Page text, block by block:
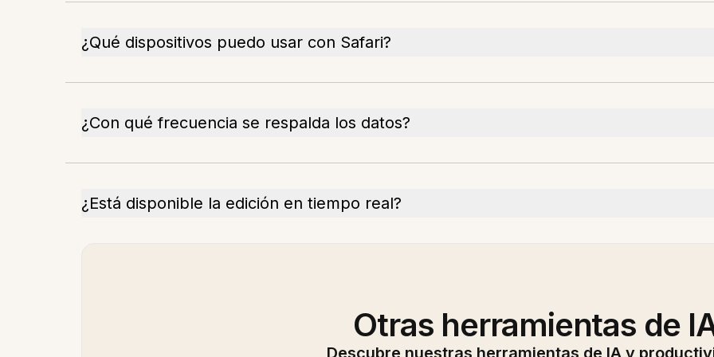
¿Qué dispositivos puedo usar con Safari?
¿Con qué frecuencia se respalda los datos?
¿Está disponible la edición en tiempo real?
Otras herramientas de
Descubre nuestras herramientas de IA y